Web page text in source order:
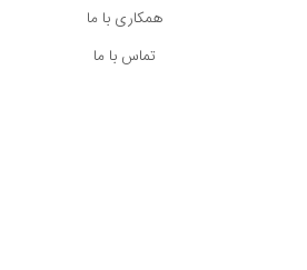
همکاری با ما
تماس با ما